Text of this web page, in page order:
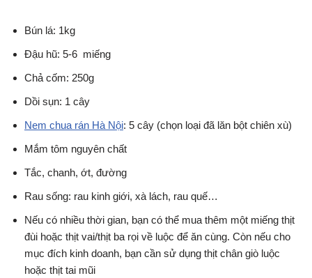
Bún lá: 1kg
Đậu hũ: 5-6 miếng
Chả cốm: 250g
Dồi sụn: 1 cây
Nem chua rán Hà Nội: 5 cây (chọn loại đã lăn bột chiên xù)
Mắm tôm nguyên chất
Tắc, chanh, ớt, đường
Rau sống: rau kinh giới, xà lách, rau quế…
Nếu có nhiều thời gian, bạn có thể mua thêm một miếng thịt
đùi hoặc thịt vai/thịt ba rọi về luộc để ăn cùng. Còn nếu cho
mục đích kinh doanh, bạn cần sử dụng thịt chân giò luộc
hoặc thịt tai mũi